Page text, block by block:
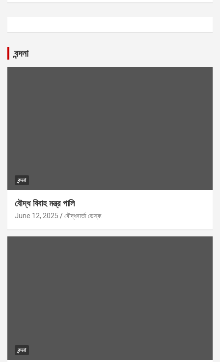
বন্দনা
বন্দনা
বৌদ্ধ বিবাহ মন্ত্র পালি
June 12, 2025 বৌদ্ধবার্তা ডেস্ক:
বন্দনা